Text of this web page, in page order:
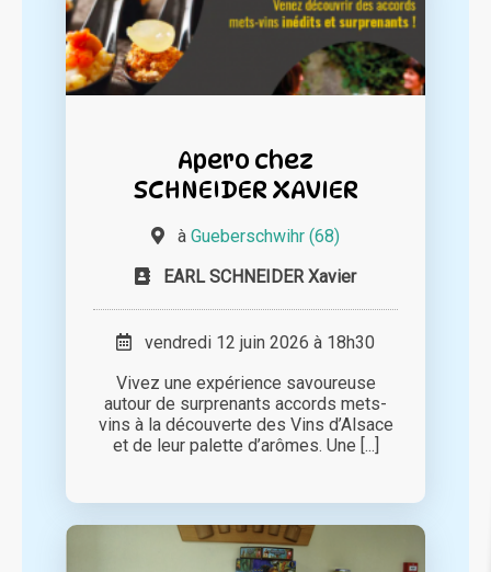
Apero chez
SCHNEIDER XAVIER
à Gueberschwihr (68)
EARL SCHNEIDER Xavier
vendredi 12 juin 2026 à 18h30
Vivez une expérience savoureuse
autour de surprenants accords mets-
vins à la découverte des Vins d’Alsace
et de leur palette d’arômes. Une [...]